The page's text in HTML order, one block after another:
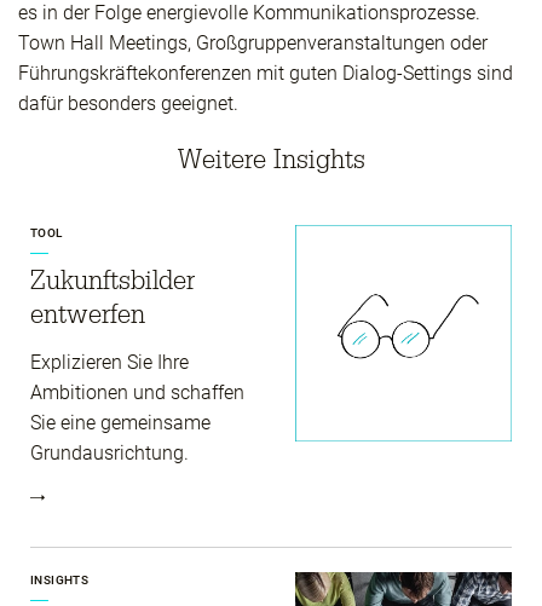
es in der Folge energievolle Kommunikationsprozesse.
Town Hall Meetings, Großgruppenveranstaltungen oder
Führungskräftekonferenzen mit guten Dialog-Settings sind
dafür besonders geeignet.
Weitere Insights
TOOL
Zukunftsbilder
entwerfen
Explizieren Sie Ihre
Ambitionen und schaffen
Sie eine gemeinsame
Grundausrichtung.
INSIGHTS